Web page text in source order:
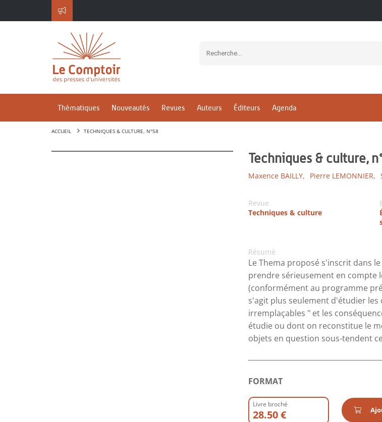
Thématiques Nouveautés Revues Auteurs Éditeurs Agenda
ACCUEIL TECHNIQUES & CULTURE, N°58
Techniques & culture,
Maxence BAILLY, Pierre LEMONNIER,
Revue
Techniques & culture
Résumé
Le Thema proposé s'inscrit dans
prendre sérieusement en compte
(conformément au programme
s'agit plus seulement d'étudier
irremplaçables " et les
étudie ou dont on reconstitue le
objets en question sous-tendent
FORMAT
Livre broché
28.50 €